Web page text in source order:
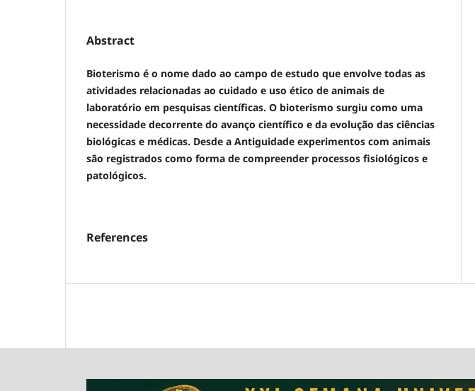
Abstract
Bioterismo é o nome dado ao campo de estudo que envolve todas as
atividades relacionadas ao cuidado e uso ético de animais de
laboratório em pesquisas científicas. O bioterismo surgiu como uma
necessidade decorrente do avanço científico e da evolução das ciências
biológicas e médicas. Desde a Antiguidade experimentos com animais
são registrados como forma de compreender processos fisiológicos e
patológicos.
References